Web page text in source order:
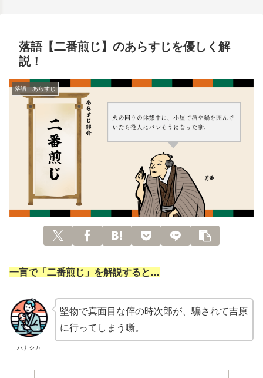
落語【二番煎じ】のあらすじを優しく解
説！
落語 あらすじ
一言で「二番煎じ」を解説すると…
ハナシカ
堅物で真面目な倅の時次郎が、騙されて吉原
に行ってしまう噺。